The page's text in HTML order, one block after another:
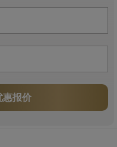
惠报价